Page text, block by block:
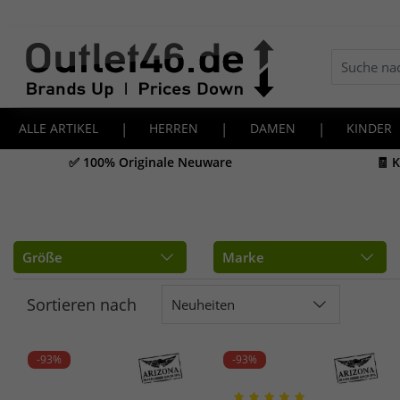
ALLE ARTIKEL | HERREN | DAMEN | KINDER
✅ 100% Originale Neuware
🧾
Größe Marke
Sortieren nach Neuheiten
-93% -93%